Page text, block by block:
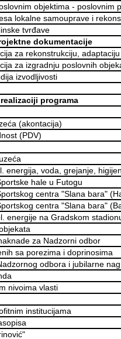
objektima - poslovnim
lokalne samouprave i
tvrđave
dokumentacije
za rekonstrukciju,
za izgradnju poslovnih
izvodljivosti
programa
(akontacija)
(PDV)
energija, voda, grejanje,
hale u Futogu
centra "Slana bara"
centra "Slana bara"
energije na Gradskom
za Nadzorni odbor
sa porezima i doprinosima
odbora i jubilarne
nivoima vlasti
institucijama